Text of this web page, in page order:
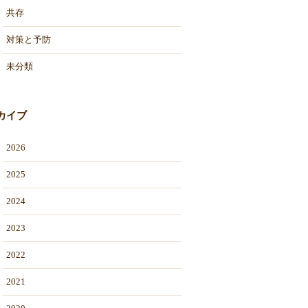
共存
対策と予防
未分類
イブ
2026
2025
2024
2023
2022
2021